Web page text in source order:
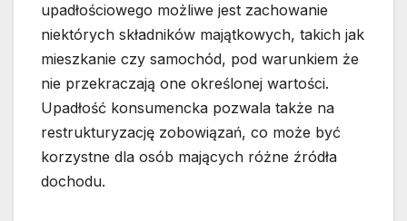
upadłościowego możliwe jest zachowanie
niektórych składników majątkowych, takich jak
mieszkanie czy samochód, pod warunkiem że
nie przekraczają one określonej wartości.
Upadłość konsumencka pozwala także na
restrukturyzację zobowiązań, co może być
korzystne dla osób mających różne źródła
dochodu.